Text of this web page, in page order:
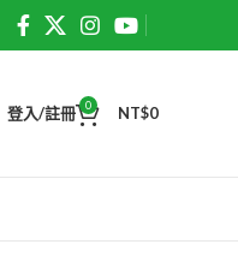
登入/註冊 0 NT$0